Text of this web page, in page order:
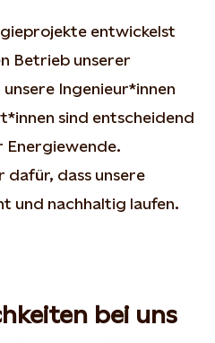
entwickelst
Betrieb unserer
Ingenieur*innen
sind entscheidend
dafür, dass unsere
und nachhaltig laufen.
bei uns